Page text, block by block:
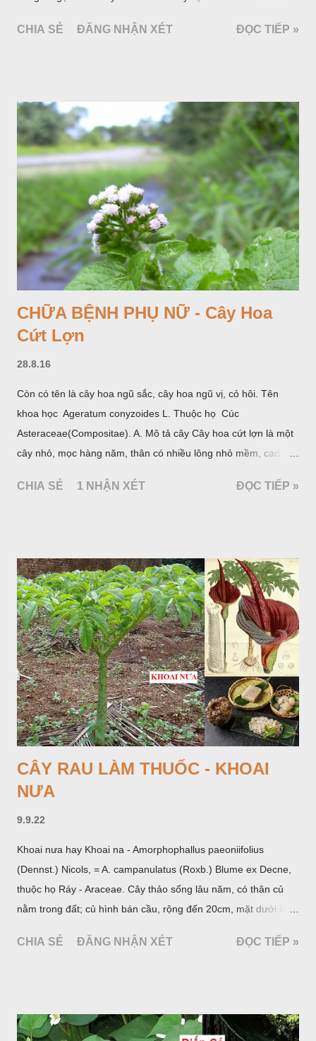
Araceae. Còn cây vạn niên thanh giới thiệu ở đây thuộc họ
CHIA SẺ ĐĂNG NHẬN XÉT ĐỌC TIẾP »
CHỮA BỆNH PHỤ NỮ - Cây Hoa
Cứt Lợn
28.8.16
Còn có tên là cây hoa ngũ sắc, cây hoa ngũ vị, cỏ hôi. Tên
khoa học Ageratum conyzoides L. Thuộc họ Cúc
Asteraceae(Compositae). A. Mô tả cây Cây hoa cứt lợn là một
cây nhỏ, mọc hàng năm, thân có nhiều lông nhỏ mềm, cao
đối hình trứng hay 3 cạnh, dài 2-6cm, rộng 1-3cm, mép có
CHIA SẺ 1 NHẬN XÉT ĐỌC TIẾP »
CÂY RAU LÀM THUỐC - KHOAI
NƯA
9.9.22
Khoai nưa hay Khoai na - Amorphophallus paeoniifolius
(Dennst.) Nicols, = A. campanulatus (Roxb.) Blume ex Decne,
thuộc họ Ráy - Araceae. Cây thảo sống lâu năm, có thân củ
nằm trong đất; củ hình bán cầu, rộng đến 20cm, mặt dưới lồi
quanh có 3-5 mấu lồi; vỏ củ màu nâu, thịt trắng vàng và cứng.
một mo to màu đỏ xanh có đốm trắng, mặt trong màu đỏ thẫm,
CHIA SẺ ĐĂNG NHẬN XÉT ĐỌC TIẾP »